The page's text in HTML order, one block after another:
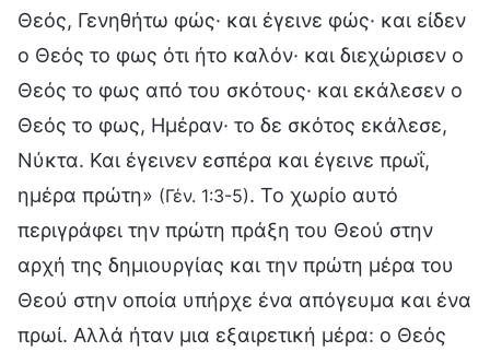
Θεός, Γενηθήτω φώς· και έγεινε φώς· και είδεν
ο Θεός το φως ότι ήτο καλόν· και διεχώρισεν ο
Θεός το φως από του σκότους· και εκάλεσεν ο
Θεός το φως, Ημέραν· το δε σκότος εκάλεσε,
Νύκτα. Και έγεινεν εσπέρα και έγεινε πρωΐ,
ημέρα πρώτη» (Γέν. 1:3-5). Το χωρίο αυτό
περιγράφει την πρώτη πράξη του Θεού στην
αρχή της δημιουργίας και την πρώτη μέρα του
Θεού στην οποία υπήρχε ένα απόγευμα και ένα
πρωί. Αλλά ήταν μια εξαιρετική μέρα: ο Θεός